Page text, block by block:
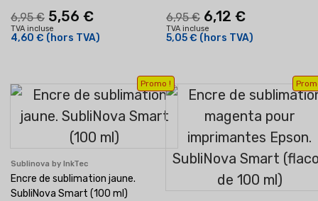
6,95 € 5,56 €
TVA incluse
4,60 € (hors TVA)
6,95 € 6,12 €
TVA incluse
5,05 € (hors TVA)
Promo !
Sublinova by InkTec
Encre de sublimation jaune.
SubliNova Smart (100 ml)